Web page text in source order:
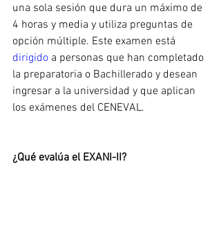
una sola sesión que dura un máximo de
4 horas y media y utiliza preguntas de
opción múltiple. Este examen está
dirigido a personas que han completado
la preparatoria o Bachillerado y desean
ingresar a la universidad y que aplican
los exámenes del CENEVAL.
¿Qué evalúa el EXANI-II?